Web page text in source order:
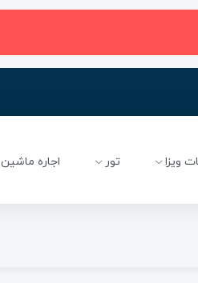
ویزا تور اجاره ماشین